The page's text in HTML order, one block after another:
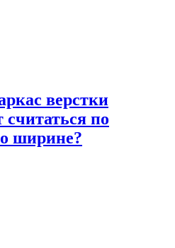
верстки
считаться по
ширине?